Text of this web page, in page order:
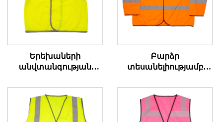
Երեխաների
անվտանգության
տեսանելիությամբ
Բարձր
տեսանելիությամբ
փողկապ երկար
թևերով